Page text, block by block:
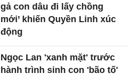
gả con dâu đi lấy chồng
mới’ khiến Quyền Linh xúc
động
Ngọc Lan 'xanh mặt' trước
hành trình sinh con 'bão tố'